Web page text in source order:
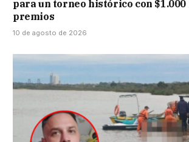
para un torneo histórico con
premios
10 de agosto de 2026